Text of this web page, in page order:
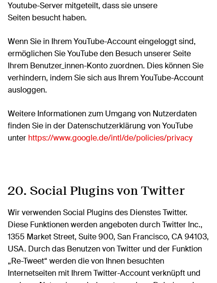
Youtube-Server mitgeteilt, dass sie unsere
Seiten besucht haben.
Wenn Sie in Ihrem YouTube-Account eingeloggt sind,
ermöglichen Sie YouTube den Besuch unserer Seite
Ihrem Benutzer_innen-Konto zuordnen. Dies können Sie
verhindern, indem Sie sich aus Ihrem YouTube-Account
ausloggen.
Weitere Informationen zum Umgang von Nutzerdaten
finden Sie in der Datenschutzerklärung von YouTube
unter https://www.google.de/intl/de/policies/privacy
20. Social Plugins von Twitter
Wir verwenden Social Plugins des Dienstes Twitter.
Diese Funktionen werden angeboten durch Twitter Inc.,
1355 Market Street, Suite 900, San Francisco, CA 94103,
USA. Durch das Benutzen von Twitter und der Funktion
„Re-Tweet“ werden die von Ihnen besuchten
Internetseiten mit Ihrem Twitter-Account verknüpft und